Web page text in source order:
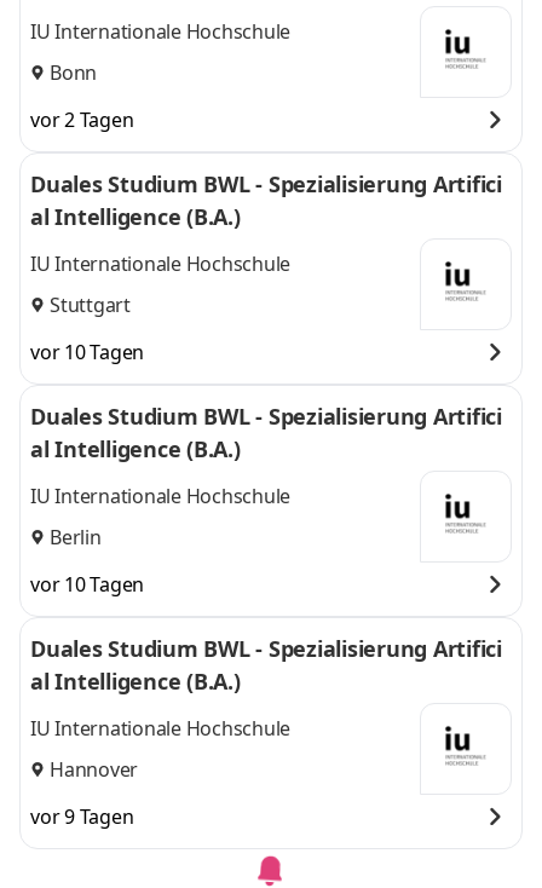
nn
IU Internationale Hochschule
Bonn
vor 2 Tagen
Duales Studium BWL - Spezialisierung Artifici
al Intelligence (B.A.)
IU Internationale Hochschule
Stuttgart
vor 10 Tagen
Duales Studium BWL - Spezialisierung Artifici
al Intelligence (B.A.)
IU Internationale Hochschule
Berlin
vor 10 Tagen
Duales Studium BWL - Spezialisierung Artifici
al Intelligence (B.A.)
IU Internationale Hochschule
Hannover
vor 9 Tagen